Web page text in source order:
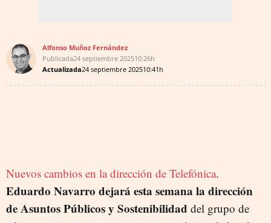
Alfonso Muñoz Fernández
Publicada24 septiembre 202510:26h
Actualizada24 septiembre 202510:41h
Nuevos cambios en la dirección de Telefónica.
Eduardo Navarro dejará esta semana la dirección
de Asuntos Públicos y Sostenibilidad del grupo de